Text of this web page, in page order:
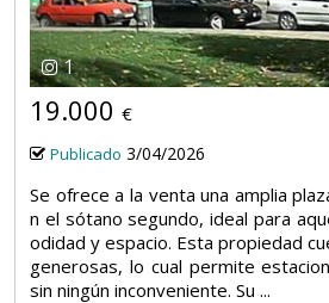
1
19.000 €
Publicado 3/04/2026
Se ofrece a la venta una amplia
n el sótano segundo, ideal para
odidad y espacio. Esta propiedad
generosas, lo cual permite
sin ningún inconveniente. Su ...